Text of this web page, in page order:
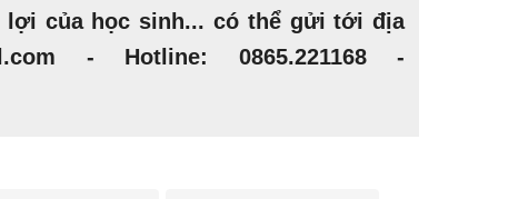
lợi của học sinh... có thể gửi tới địa
- Hotline: 0865.221168 -